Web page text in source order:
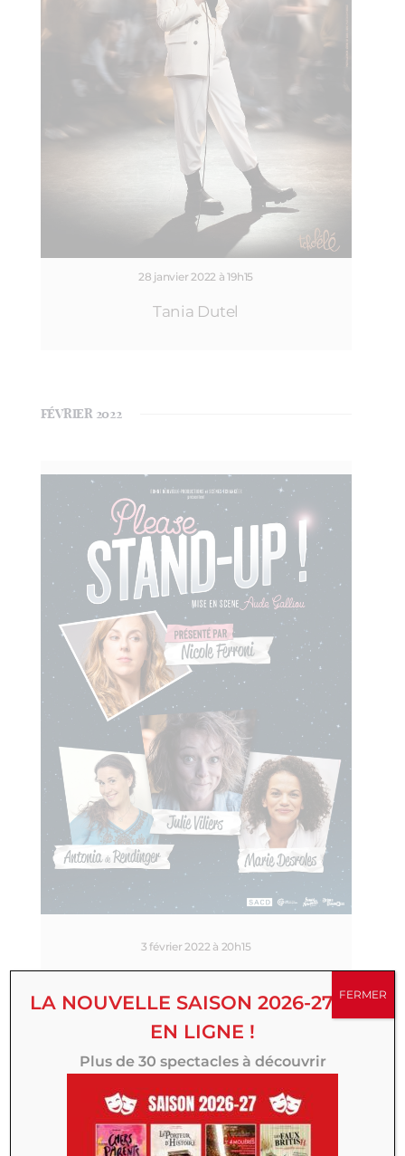
28 janvier 2022 à 19h15
Tania Dutel
FÉVRIER 2022
3 février 2022 à 20h15
LA NOUVELLE SAISON 2026-27 EST
EN LIGNE !
Plus de 30 spectacles à découvrir
FERMER